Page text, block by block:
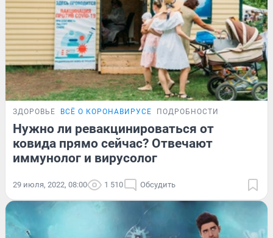
ЗДОРОВЬЕ ВСЁ О КОРОНАВИРУСЕ ПОДРОБНОСТИ
Нужно ли ревакцинироваться от
ковида прямо сейчас? Отвечают
иммунолог и вирусолог
29 июля, 2022, 08:00 1 510 Обсудить